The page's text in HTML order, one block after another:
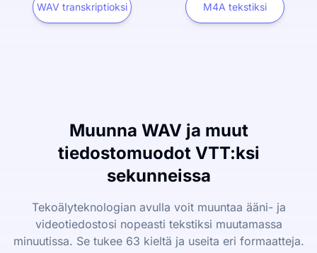
WAV transkriptioksi M4A tekstiksi
Muunna WAV ja muut
tiedostomuodot VTT:ksi
sekunneissa
Tekoälyteknologian avulla voit muuntaa ääni- ja
videotiedostosi nopeasti tekstiksi muutamassa
minuutissa. Se tukee 63 kieltä ja useita eri formaatteja.